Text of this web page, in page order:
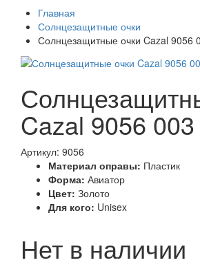
Главная
Солнцезащитные очки
Солнцезащитные очки Cazal 9056
Cazal 9056 003
Артикул: 9056
Материал оправы: Пластик
Форма: Авиатор
Цвет: Золото
Для кого: Unisex
Нет в наличии